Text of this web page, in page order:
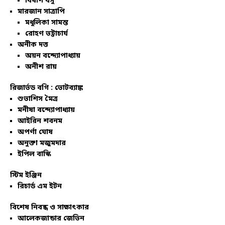
মারজান সাত্রাপি
মধুলিকা সামন্ত
রোহণ ভট্টাচার্য
অনীক দত্ত
অয়ন বন্দ্যোপাধ্যায়
অনীশ রায়
রিজার্ভড বগি : ভোটব্যাঙ্ক
শুভাশিস মৈত্র
মনীষা বন্দ্যোপাধ্যায়
আইরিন শবনম
অপর্ণা ঘোষ
অনুক্তা মজুমদার
ইপিল বাস্কি
স্টিম ইঞ্জিন
রিচার্ড এম ইটন
বিশেষ নিবন্ধ ও সাক্ষাৎকার
আলেকজান্ডার জেভিন